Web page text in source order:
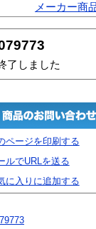
メーカー商
了しました
ページを印刷する
ルでURLを送る
に入りに追加する